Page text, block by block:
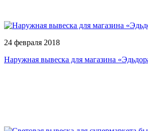
24 февраля 2018
Наружная вывеска для магазина